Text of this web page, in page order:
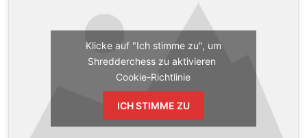
Klicke auf "Ich stimme zu", um
Shredderchess zu aktivieren
Cookie-Richtlinie
ICH STIMME ZU